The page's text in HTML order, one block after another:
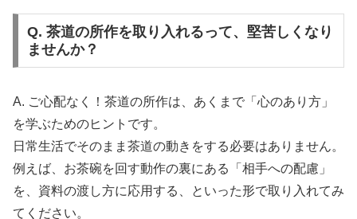
Q. 茶道の所作を取り入れるって、堅苦しくなり
ませんか？
A. ご心配なく！茶道の所作は、あくまで「心のあり方」
を学ぶためのヒントです。
日常生活でそのまま茶道の動きをする必要はありません。
例えば、お茶碗を回す動作の裏にある「相手への配慮」
を、資料の渡し方に応用する、といった形で取り入れてみ
てください。